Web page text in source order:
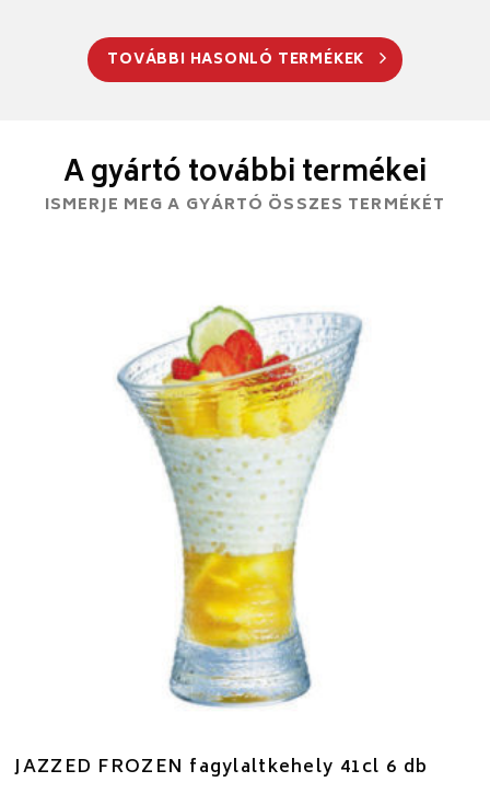
TOVÁBBI HASONLÓ TERMÉKEK
A gyártó további termékei
ISMERJE MEG A GYÁRTÓ ÖSSZES TERMÉKÉT
JAZZED FROZEN fagylaltkehely 41cl 6 db